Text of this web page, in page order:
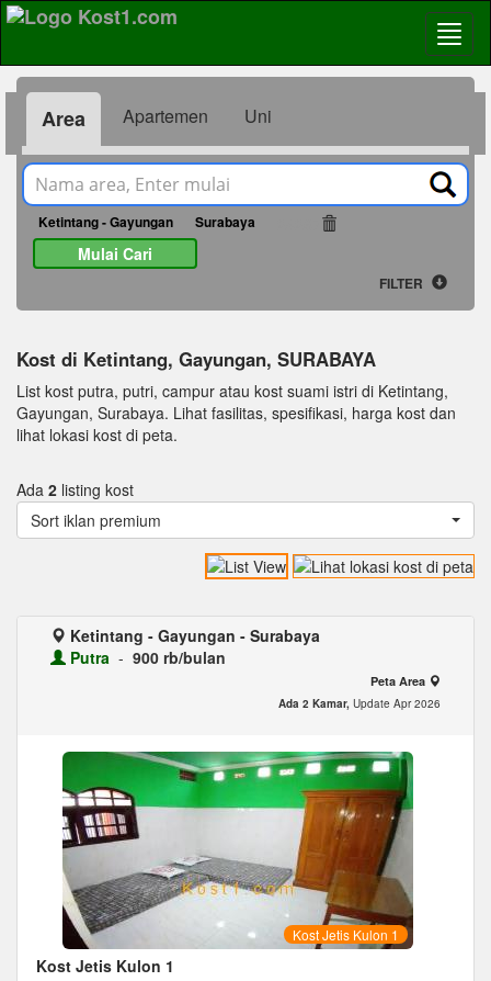
Area Apartemen Uni
Ketintang - Gayungan Surabaya
Mulai Cari
FILTER
Kost di Ketintang, Gayungan, SURABAYA
List kost putra, putri, campur atau kost suami istri di Ketintang,
Gayungan, Surabaya. Lihat fasilitas, spesifikasi, harga kost dan
lihat lokasi kost di peta.
Ada 2 listing kost
Sort iklan premium
Ketintang - Gayungan - Surabaya
Putra - 900 rb/bulan
Peta Area
Ada 2 Kamar, Update Apr 2026
Kost Jetis Kulon 1
Kost Jetis Kulon 1